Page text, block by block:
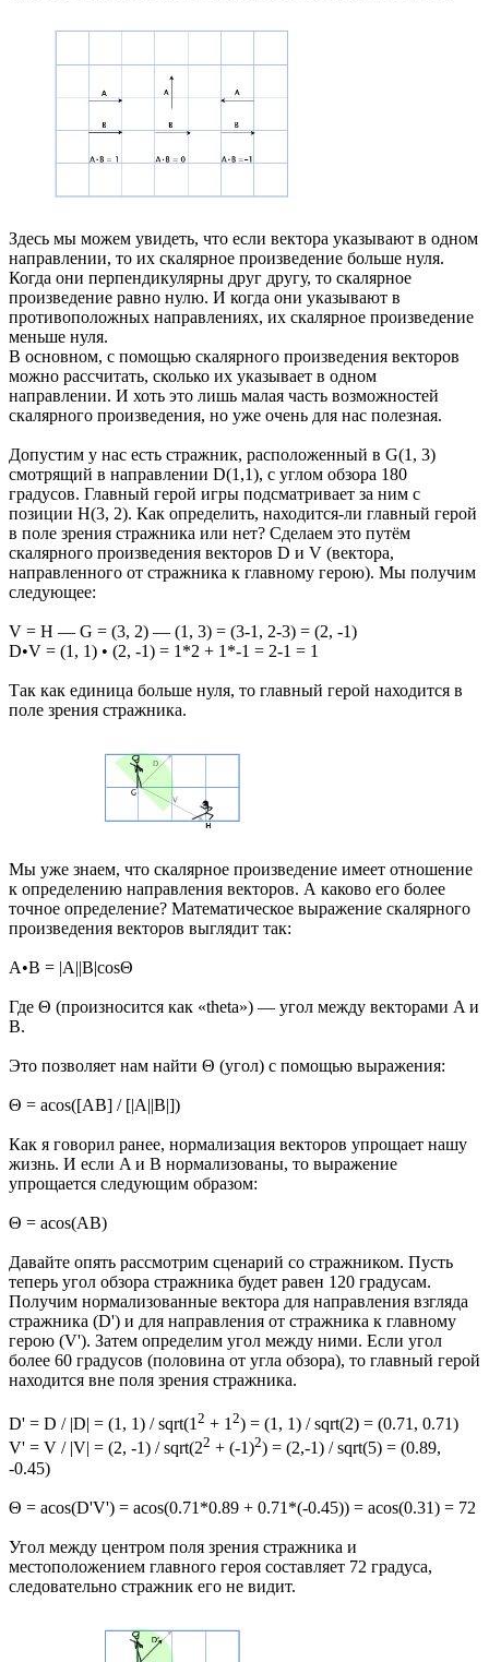
Здесь мы можем увидеть, что если вектора указывают в одном
направлении, то их скалярное произведение больше нуля.
Когда они перпендикулярны друг другу, то скалярное
произведение равно нулю. И когда они указывают в
противоположных направлениях, их скалярное произведение
меньше нуля.
В основном, с помощью скалярного произведения векторов
можно рассчитать, сколько их указывает в одном
направлении. И хоть это лишь малая часть возможностей
скалярного произведения, но уже очень для нас полезная.
Допустим у нас есть стражник, расположенный в G(1, 3)
смотрящий в направлении D(1,1), с углом обзора 180
градусов. Главный герой игры подсматривает за ним с
позиции H(3, 2). Как определить, находится-ли главный герой
в поле зрения стражника или нет? Сделаем это путём
скалярного произведения векторов D и V (вектора,
направленного от стражника к главному герою). Мы получим
следующее:
V = H — G = (3, 2) — (1, 3) = (3-1, 2-3) = (2, -1)
D•V = (1, 1) • (2, -1) = 1*2 + 1*-1 = 2-1 = 1
Так как единица больше нуля, то главный герой находится в
поле зрения стражника.
Мы уже знаем, что скалярное произведение имеет отношение
к определению направления векторов. А каково его более
точное определение? Математическое выражение скалярного
произведения векторов выглядит так:
A•B = |A||B|cosΘ
Где Θ (произносится как «theta») — угол между векторами A и
B.
Это позволяет нам найти Θ (угол) с помощью выражения:
Θ = acos([AB] / [|A||B|])
Как я говорил ранее, нормализация векторов упрощает нашу
жизнь. И если A и B нормализованы, то выражение
упрощается следующим образом:
Θ = acos(AB)
Давайте опять рассмотрим сценарий со стражником. Пусть
теперь угол обзора стражника будет равен 120 градусам.
Получим нормализованные вектора для направления взгляда
стражника (D') и для направления от стражника к главному
герою (V'). Затем определим угол между ними. Если угол
более 60 градусов (половина от угла обзора), то главный герой
находится вне поля зрения стражника.
D' = D / |D| = (1, 1) / sqrt(12 + 12) = (1, 1) / sqrt(2) = (0.71, 0.71)
V' = V / |V| = (2, -1) / sqrt(22 + (-1)2) = (2,-1) / sqrt(5) = (0.89,
-0.45)
Θ = acos(D'V') = acos(0.71*0.89 + 0.71*(-0.45)) = acos(0.31) = 72
Угол между центром поля зрения стражника и
местоположением главного героя составляет 72 градуса,
следовательно стражник его не видит.